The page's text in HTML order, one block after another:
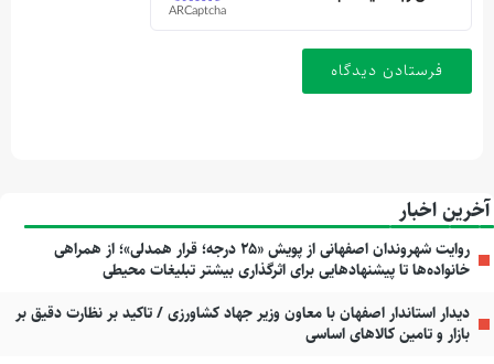
ARCaptcha
آخرین اخبار
روایت شهروندان اصفهانی از پویش «۲۵ درجه؛ قرار همدلی»؛ از همراهی
خانواده‌ها تا پیشنهادهایی برای اثرگذاری بیشتر تبلیغات محیطی
دیدار استاندار اصفهان با معاون وزیر جهاد کشاورزی / تاکید بر نظارت دقیق بر
بازار و تامین کالاهای اساسی